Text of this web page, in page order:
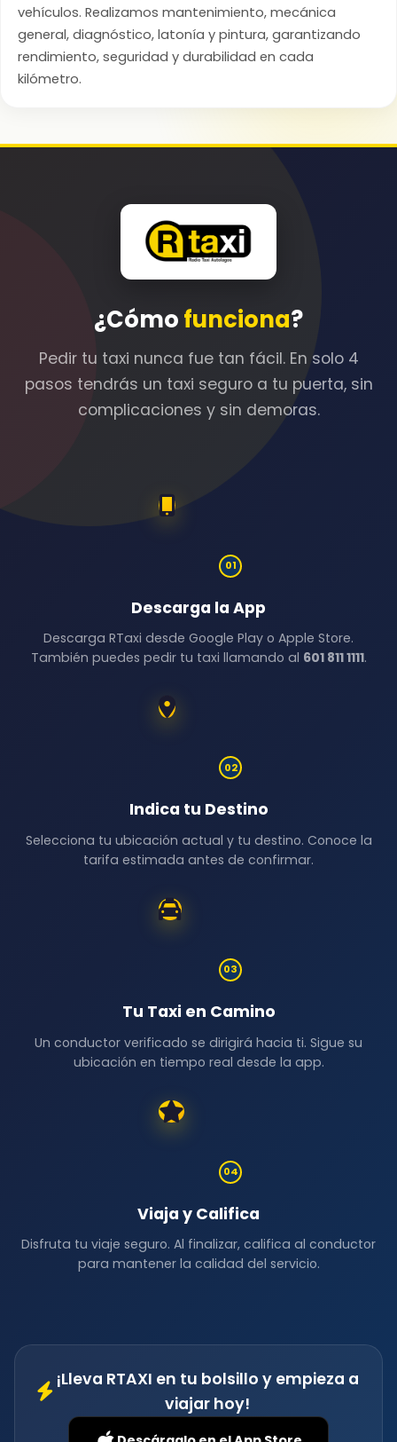
vehículos. Realizamos mantenimiento, mecánica
general, diagnóstico, latonía y pintura, garantizando
rendimiento, seguridad y durabilidad en cada
kilómetro.
¿Cómofunciona?
Pedir tu taxi nunca fue tan fácil. En solo 4
pasos tendrás un taxi seguro a tu puerta, sin
complicaciones y sin demoras.
01
Descarga la App
Descarga RTaxi desde Google Play o Apple Store.
También puedes pedir tu taxi llamando al 601 811 1111.
02
Indica tu Destino
Selecciona tu ubicación actual y tu destino. Conoce la
tarifa estimada antes de confirmar.
03
Tu Taxi en Camino
Un conductor verificado se dirigirá hacia ti. Sigue su
ubicación en tiempo real desde la app.
04
Viaja y Califica
Disfruta tu viaje seguro. Al finalizar, califica al conductor
para mantener la calidad del servicio.
¡Lleva RTAXI en tu bolsillo y empieza a
viajar hoy!